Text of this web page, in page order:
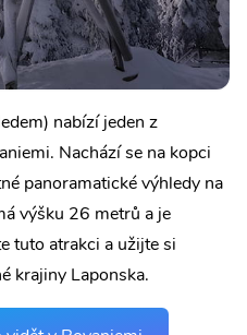
nabízí jeden z
Nachází se na kopci
panoramatické výhledy na
výšku 26 metrů a je
tuto atrakci a užijte si
krajiny Laponska.